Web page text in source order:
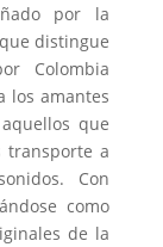
por la
distingue
Colombia
los amantes
que
transporte a
Con
como
de la